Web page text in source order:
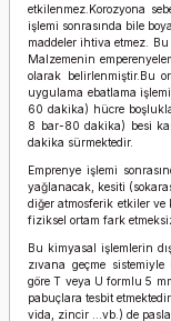
etkilenmez.Korozyona
işlemi sonrasında bile
maddeler ihtiva etmez. Bu
Malzemenin
olarak belirlenmiştir.Bu
uygulama ebatlama
60 dakika) hücre
8 bar-80 dakika) besi
dakika sürmektedir.
Emprenye işlemi
yağlanacak, kesiti
diğer atmosferik etkiler ve
fiziksel ortam fark
Bu kimyasal işlemlerin
zıvana geçme
göre T veya U formlu 5
pabuçlara tesbit
vida, zincir …vb.) de